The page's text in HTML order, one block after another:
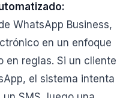
WhatsApp Business,
en un enfoque
en reglas. Si un cliente
el sistema intenta